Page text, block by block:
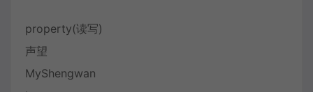
property(读写)
声望
MyShengwan